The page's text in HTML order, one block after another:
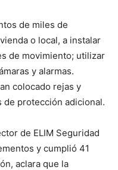
de miles de
o local, a instalar
de movimiento; utilizar
y alarmas.
colocado rejas y
de protección adicional.
de ELIM Seguridad
y cumplió 41
aclara que la